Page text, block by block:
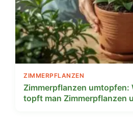
ZIMMERPFLANZEN
Zimmerpflanzen umtopfen:
topft man Zimmerpflanzen